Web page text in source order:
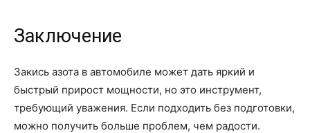
Заключение
Закись азота в автомобиле может дать яркий и
быстрый прирост мощности, но это инструмент,
требующий уважения. Если подходить без подготовки,
можно получить больше проблем, чем радости.